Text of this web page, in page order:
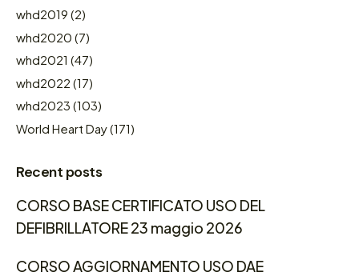
whd2019 (2)
whd2020 (7)
whd2021 (47)
whd2022 (17)
whd2023 (103)
World Heart Day(171)
Recent posts
CORSO BASE CERTIFICATO USO DEL
DEFIBRILLATORE 23 maggio 2026
CORSO AGGIORNAMENTO USO DAE